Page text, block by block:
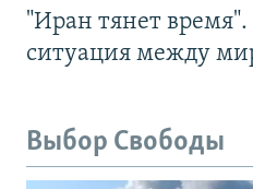
"Иран тянет время".
ситуация между
Выбор Свободы